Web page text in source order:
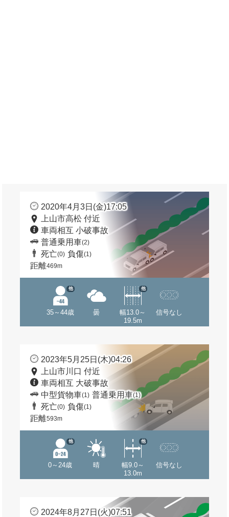
2020年4月3日(金)17:05
上山市高松 付近
車両相互 小破事故
普通乗用車(2)
死亡(0) 負傷(1)
距離469m
35～44歳
他
曇
幅13.0～
19.5m
他
信号なし
2023年5月25日(木)04:26
上山市川口 付近
車両相互 大破事故
中型貨物車(1) 普通乗用車(1)
死亡(0) 負傷(1)
距離593m
0～24歳
他
晴
幅9.0～
13.0m
他
信号なし
2024年8月27日(火)07:51